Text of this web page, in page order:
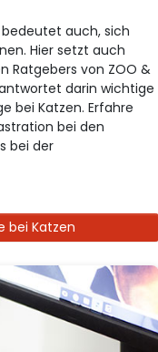
bedeutet auch, sich
Hier setzt auch
Ratgebers von ZOO &
darin wichtige
bei Katzen. Erfahre
bei den
bei der
bei Katzen